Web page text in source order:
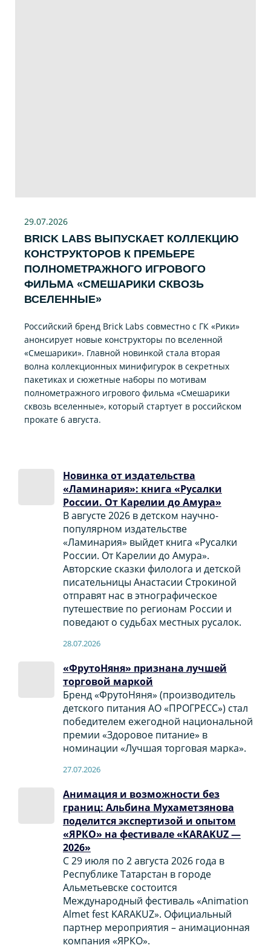
29.07.2026
BRICK LABS ВЫПУСКАЕТ КОЛЛЕКЦИЮ
КОНСТРУКТОРОВ К ПРЕМЬЕРЕ
ПОЛНОМЕТРАЖНОГО ИГРОВОГО
ФИЛЬМА «CМЕШАРИКИ СКВОЗЬ
ВСЕЛЕННЫЕ»
Российский бренд Brick Labs совместно с ГК «Рики»
анонсирует новые конструкторы по вселенной
«Смешарики». Главной новинкой стала вторая
волна коллекционных минифигурок в секретных
пакетиках и сюжетные наборы по мотивам
полнометражного игрового фильма «Смешарики
сквозь вселенные», который стартует в российском
прокате 6 августа.
Новинка от издательства
«Ламинария»: книга «Русалки
России. От Карелии до Амура»
В августе 2026 в детском научно-
популярном издательстве
«Ламинария» выйдет книга «Русалки
России. От Карелии до Амура».
Авторские сказки филолога и детской
писательницы Анастасии Строкиной
отправят нас в этнографическое
путешествие по регионам России и
поведают о судьбах местных русалок.
28.07.2026
«ФрутоНяня» признана лучшей
торговой маркой
Бренд «ФрутоНяня» (производитель
детского питания АО «ПРОГРЕСС») стал
победителем ежегодной национальной
премии «Здоровое питание» в
номинации «Лучшая торговая марка».
27.07.2026
Анимация и возможности без
границ: Альбина Мухаметзянова
поделится экспертизой и опытом
«ЯРКО» на фестивале «KARAKUZ —
2026»
С 29 июля по 2 августа 2026 года в
Республике Татарстан в городе
Альметьевске состоится
Международный фестиваль «Animation
Almet fest KARAKUZ». Официальный
партнер мероприятия – анимационная
компания «ЯРКО».